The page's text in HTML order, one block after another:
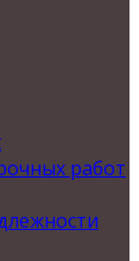
работ